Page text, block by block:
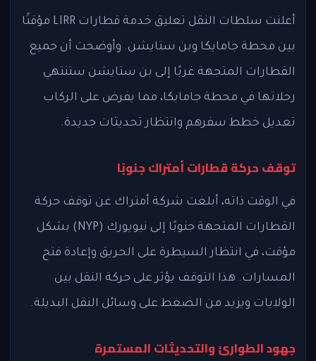
أعلنت سلطات النقل تعليق خدمة قطارات LIRR مؤقتًا
بين محطة جامايكا وبن ستايشن. وأوضحت أن جميع
القطارات المتجهة غربًا إلى بن ستايشن ستنتهي
رحلاتها في محطة جامايكا، مما يفرض على الركاب
تعديل خطط سفرهم وانتظار تحديثات جديدة.
توقف حركة قطارات أمتراك جنوبًا
في الوقت ذاته، أبلغت شركة أمتراك عن توقف حركة
القطارات المتجهة جنوبًا إلى نيويورك (NYP) بشكل
مؤقت، في انتظار السيطرة على الحريق وإعادة فتح
المسارات. هذا التوقف يؤثر على حركة النقل بين
الولايات ويزيد من الضغط على وسائل النقل البديلة.
جهود الطوارئ والتحديثات المستمرة